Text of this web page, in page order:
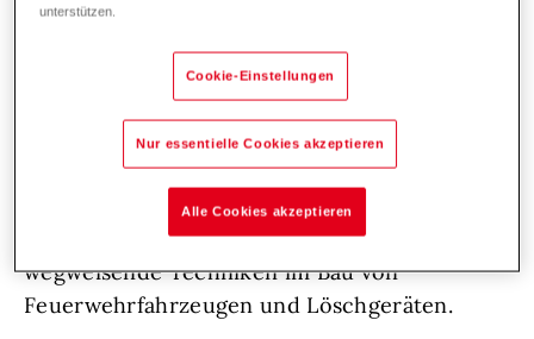
ist weltweit der führende
Hersteller für Feuerwehrtechnik im
abwehrenden Brand- und
Katastrophenschutz. Seit 150 Jahren steht der
Name für bedeutende Innovationen und
wegweisende Techniken im Bau von
Feuerwehrfahrzeugen und Löschgeräten.
unterstützen.
Cookie-Einstellungen
Nur essentielle Cookies akzeptieren
Alle Cookies akzeptieren